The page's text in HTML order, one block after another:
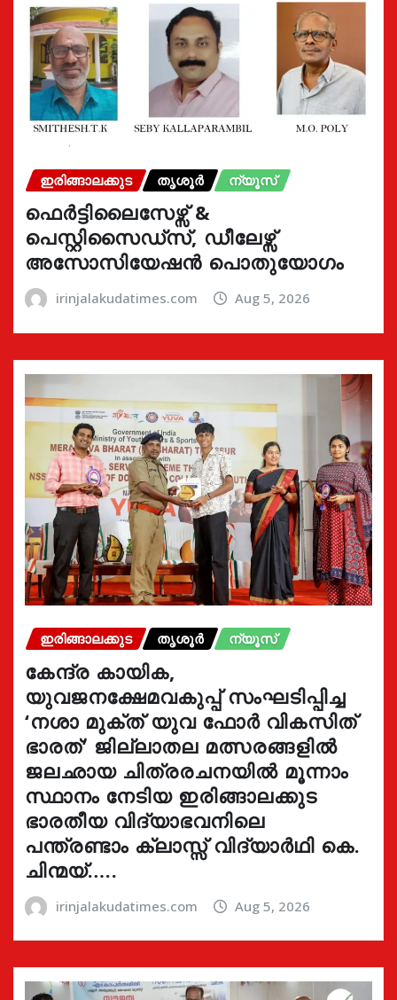
ഇരിങ്ങാലക്കുട തൃശൂർ ന്യൂസ്
ഫെർട്ടിലൈസേഴ്സ് &
പെസ്റ്റിസൈഡ്സ്, ഡീലേഴ്സ്
അസോസിയേഷൻ പൊതുയോഗം
irinjalakudatimes.com Aug 5, 2026
ഇരിങ്ങാലക്കുട തൃശൂർ ന്യൂസ്
കേന്ദ്ര കായിക,
യുവജനക്ഷേമവകുപ്പ് സംഘടിപ്പിച്ച
‘നശാ മുക്ത് യുവ ഫോർ വികസിത്
ഭാരത്’ ജില്ലാതല മത്സരങ്ങളിൽ
ജലഛായ ചിത്രരചനയിൽ മൂന്നാം
സ്ഥാനം നേടിയ ഇരിങ്ങാലക്കുട
ഭാരതീയ വിദ്യാഭവനിലെ
പന്ത്രണ്ടാം ക്ലാസ്സ് വിദ്യാർഥി കെ.
ചിന്മയ്…..
irinjalakudatimes.com Aug 5, 2026